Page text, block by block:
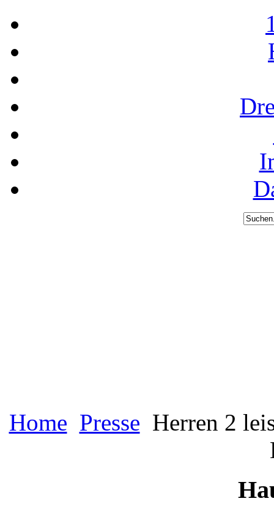
Home Presse Herren 2